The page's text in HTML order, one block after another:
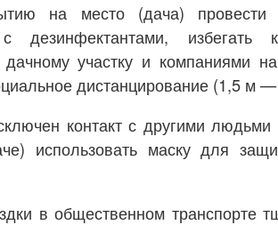
на место (дача) провести
дезинфектантами, избегать
участку и компаниями
дистанцирование (1,5 м
контакт с другими
использовать маску для
в общественном транспорте